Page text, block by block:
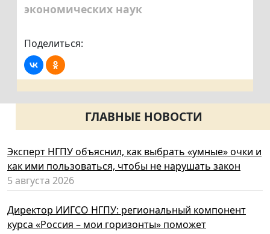
экономических наук
Поделиться:
ГЛАВНЫЕ НОВОСТИ
Эксперт НГПУ объяснил, как выбрать «умные» очки и
как ими пользоваться, чтобы не нарушать закон
5 августа 2026
Директор ИИГСО НГПУ: региональный компонент
курса «Россия – мои горизонты» поможет